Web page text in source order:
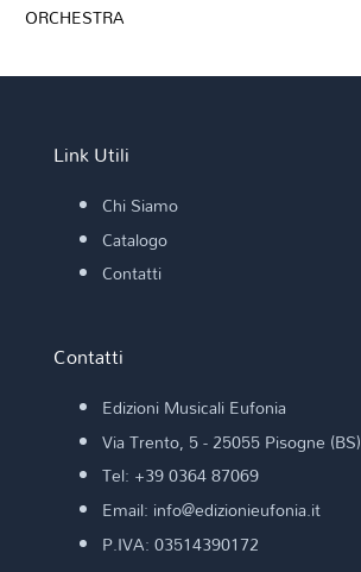
ORCHESTRA
Link Utili
Chi Siamo
Catalogo
Contatti
Contatti
Edizioni Musicali Eufonia
Via Trento, 5 - 25055 Pisogne (BS)
Tel: +39 0364 87069
Email: info@edizionieufonia.it
P.IVA: 03514390172